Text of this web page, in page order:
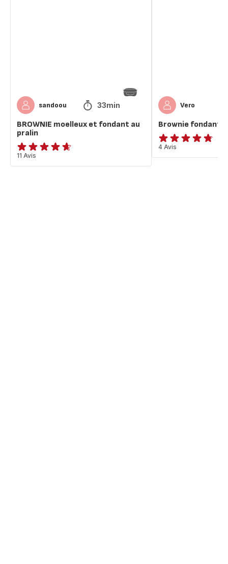
sandoou 33min
BROWNIE moelleux et fondant au
pralin
ratings.4.6
11 Avis
Vero
Brownie fondant
ratings.4.7
4 Avis